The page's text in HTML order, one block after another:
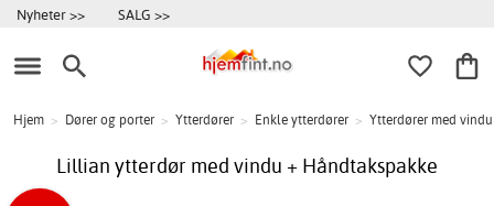
Nyheter >> SALG >>
Hjem > Dører og porter > Ytterdører > Enkle ytterdører > Ytterdører med vindu
Lillian ytterdør med vindu + Håndtakspakke